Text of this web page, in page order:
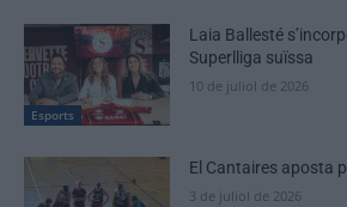
Esports
Laia Ballesté
Superlliga suïssa
10 de juliol de 2026
El Cantaires aposta
3 de juliol de 2026